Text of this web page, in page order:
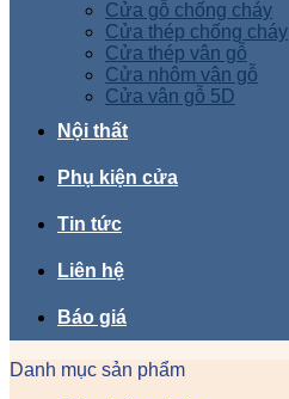
Cửa gỗ chống cháy
Cửa thép chống cháy
Cửa thép vân gỗ
Cửa nhôm vân gỗ
Cửa vân gỗ 5D
Nội thất
Phụ kiện cửa
Tin tức
Liên hệ
Báo giá
Danh mục sản phẩm